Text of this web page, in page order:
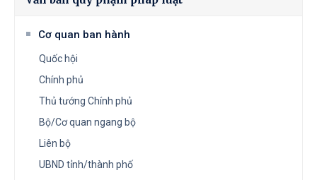
Cơ quan ban hành
Quốc hội
Chính phủ
Thủ tướng Chính phủ
Bộ/Cơ quan ngang bộ
Liên bộ
UBND tỉnh/thành phố